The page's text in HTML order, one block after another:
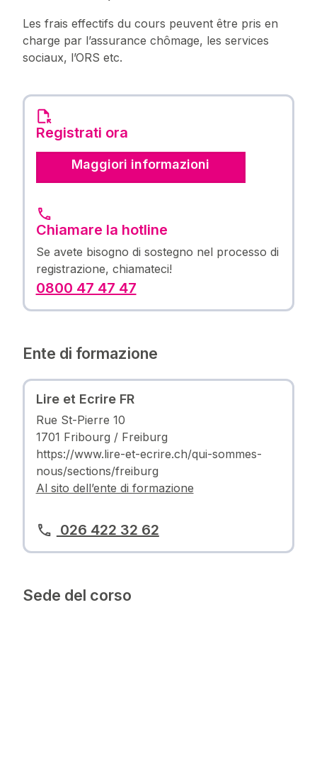
Les frais effectifs du cours peuvent être pris en
charge par l’assurance chômage, les services
sociaux, l’ORS etc.
Registrati ora
Maggiori informazioni
Chiamare la hotline
Se avete bisogno di sostegno nel processo di
registrazione, chiamateci!
0800 47 47 47
Ente di formazione
Lire et Ecrire FR
Rue St-Pierre 10
1701 Fribourg / Freiburg
https://www.lire-et-ecrire.ch/qui-sommes-
nous/sections/freiburg
Al sito dell’ente di formazione
026 422 32 62
Sede del corso